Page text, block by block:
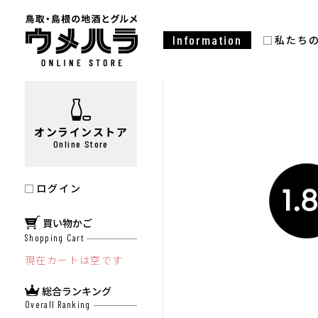
Information 私たち
オンラインストア
Online Store
ログイン
買い物かご
Shopping Cart
現在カートは空です
総合ランキング
Overall Ranking